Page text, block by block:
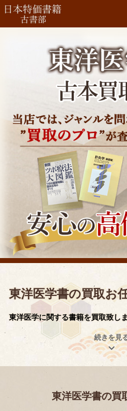
東洋医学書の買取お
東洋医学に関する書籍を買取致しま
東洋医学書の買